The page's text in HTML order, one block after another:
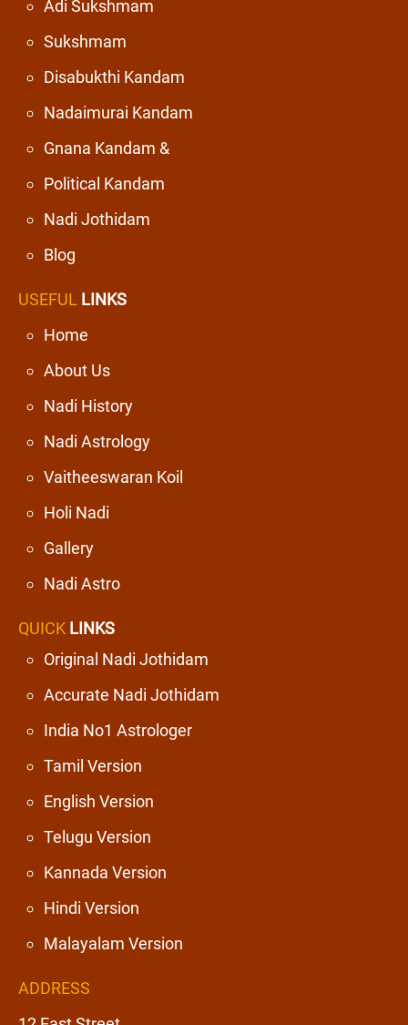
Adi Sukshmam
Sukshmam
Disabukthi Kandam
Nadaimurai Kandam
Gnana Kandam &
Political Kandam
Nadi Jothidam
Blog
USEFUL LINKS
Home
About Us
Nadi History
Nadi Astrology
Vaitheeswaran Koil
Holi Nadi
Gallery
Nadi Astro
QUICK LINKS
Original Nadi Jothidam
Accurate Nadi Jothidam
India No1 Astrologer
Tamil Version
English Version
Telugu Version
Kannada Version
Hindi Version
Malayalam Version
ADDRESS